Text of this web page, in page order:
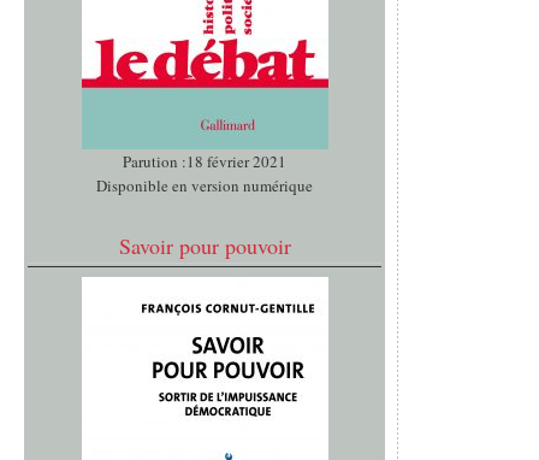
Parution :18 février 2021
Disponible en version numérique
Savoir pour pouvoir